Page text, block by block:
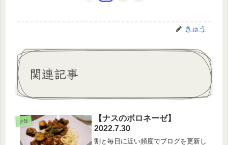
きゅう
関連記事
夕飯
【ナスのボロネーゼ】
2022.7.30
割と毎日に近い頻度でブログを更新し